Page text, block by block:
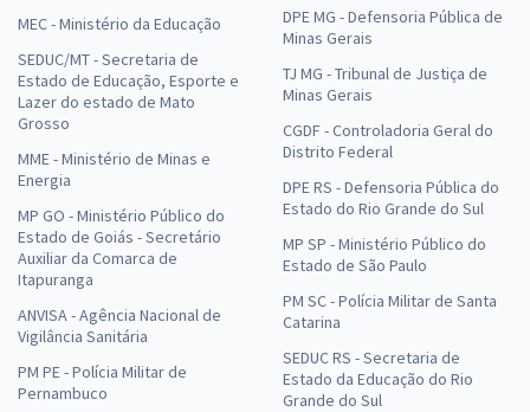
MEC - Ministério da Educação
SEDUC/MT - Secretaria de
Estado de Educação, Esporte e
Lazer do estado de Mato
Grosso
MME - Ministério de Minas e
Energia
MP GO - Ministério Público do
Estado de Goiás - Secretário
Auxiliar da Comarca de
Itapuranga
ANVISA - Agência Nacional de
Vigilância Sanitária
PM PE - Polícia Militar de
Pernambuco
DPE MG - Defensoria Pública de
Minas Gerais
TJ MG - Tribunal de Justiça de
Minas Gerais
CGDF - Controladoria Geral do
Distrito Federal
DPE RS - Defensoria Pública do
Estado do Rio Grande do Sul
MP SP - Ministério Público do
Estado de São Paulo
PM SC - Polícia Militar de Santa
Catarina
SEDUC RS - Secretaria de
Estado da Educação do Rio
Grande do Sul